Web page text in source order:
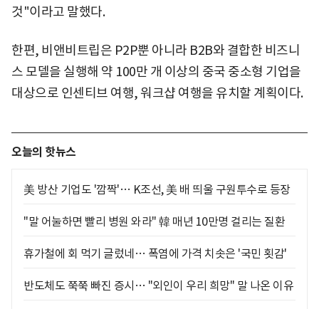
것"이라고 말했다.
한편, 비앤비트립은 P2P뿐 아니라 B2B와 결합한 비즈니
스 모델을 실행해 약 100만 개 이상의 중국 중소형 기업을
대상으로 인센티브 여행, 워크샵 여행을 유치할 계획이다.
오늘의 핫뉴스
美 방산 기업도 '깜짝'… K조선, 美 배 띄울 구원투수로 등장
"말 어눌하면 빨리 병원 와라" 韓 매년 10만명 걸리는 질환
휴가철에 회 먹기 글렀네… 폭염에 가격 치솟은 '국민 횟감'
반도체도 쭉쭉 빠진 증시… "외인이 우리 희망" 말 나온 이유